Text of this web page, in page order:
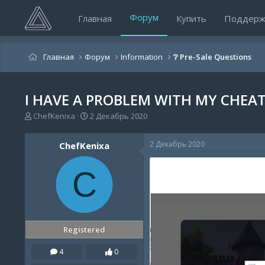
Главная Форум Купить
Главная Форум Information ❔ Pre-Sale Questions
I HAVE A PROBLEM WITH MY
А
т
ChefKenixa
Д
т
а
н
ч
а
а
2 Декабрь 2020
ChefKenixa
C
Registered
4 0
2 Декабрь 2020